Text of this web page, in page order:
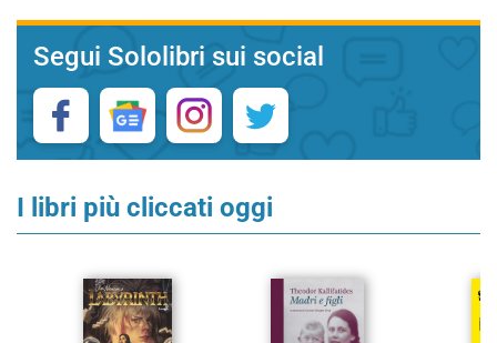
Segui Sololibri sui social
I libri più cliccati oggi